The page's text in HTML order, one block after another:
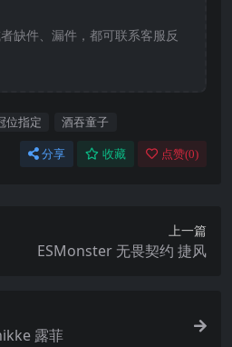
缺件、漏件，都可联系客服反
位指定 酒吞童子
分享 收藏 点赞(0)
上一篇
ESMonster 无畏契约 捷风
露菲